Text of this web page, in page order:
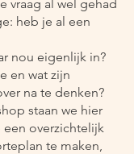
vraag al wel gehad
heb je al een
nou eigenlijk in?
en wat zijn
na te denken?
staan we hier
overzichtelijk
te maken,